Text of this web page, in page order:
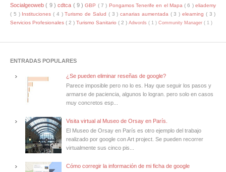
Socialgeoweb( 9 )cdtca ( 9 )GBP ( 7 ) Pongamos Tenerife en el Mapa( 6 )eliademy
( 5 ) Instituciones( 4 )Turismo de Salud ( 3 )canarias aumentada ( 3 ) elearning ( 3 )
Servicios Profesionales ( 2 ) Turismo Sanitario ( 2 ) Adwords ( 1 ) Community Manager ( 1 )
ENTRADAS POPULARES
¿Se pueden eliminar reseñas de google?
Parece imposible pero no lo es. Hay que seguir los pasos y
armarse de paciencia, algunos lo logran. pero solo en casos
muy concretos esp...
Visita virtual al Museo de Orsay en París.
El Museo de Orsay en París es otro ejemplo del trabajo
realizado por google con Art project. Se pueden recorrer
virtualmente sus cinco pis...
Cómo corregir la información de mi ficha de google